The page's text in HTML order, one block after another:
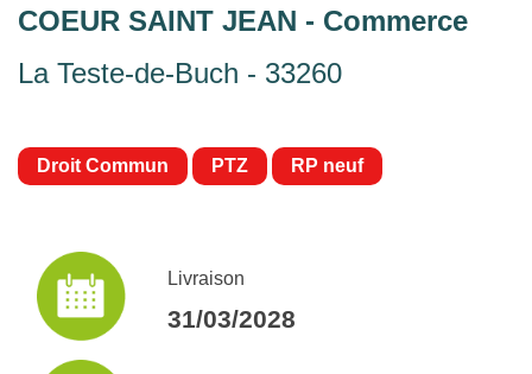
COEUR SAINT JEAN - Commerce
La Teste-de-Buch - 33260
Droit Commun PTZ RP neuf
Livraison
31/03/2028